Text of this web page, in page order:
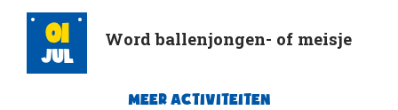
01
Jul
Word ballenjongen- of meisje
MEER ACTIVITEITEN